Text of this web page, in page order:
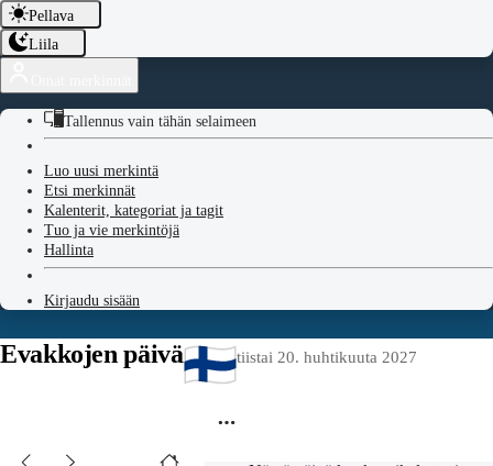
Pellava
Liila
Tallennus vain tähän selaimeen
Luo uusi merkintä
Etsi merkinnät
Kalenterit, kategoriat ja tagit
Tuo ja vie merkintöjä
Hallinta
Kirjaudu sisään
Evakkojen päivä tiistai 20. huhtikuuta 2027